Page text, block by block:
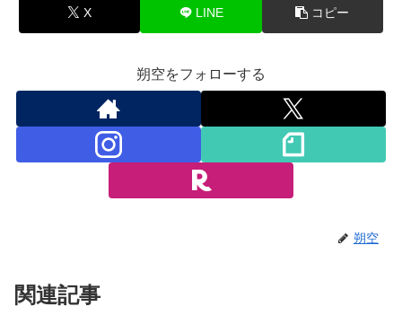
X LINE コピー
朔空をフォローする
朔空
関連記事